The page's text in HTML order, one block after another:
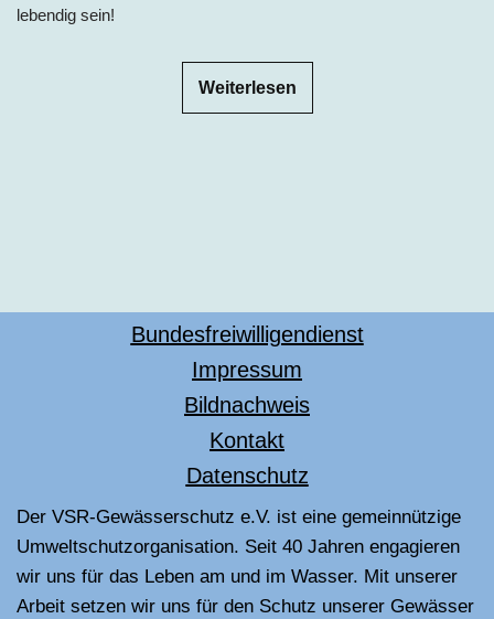
lebendig sein!
Weiterlesen
Bundesfreiwilligendienst
Impressum
Bildnachweis
Kontakt
Datenschutz
Der VSR-Gewässerschutz e.V. ist eine gemeinnützige
Umweltschutzorganisation. Seit 40 Jahren engagieren
wir uns für das Leben am und im Wasser. Mit unserer
Arbeit setzen wir uns für den Schutz unserer Gewässer